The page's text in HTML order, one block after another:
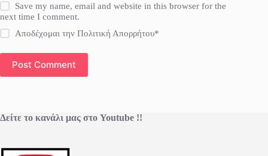
Save my name, email and website in this browser for the
next time I comment.
Αποδέχομαι την Πολιτική Απορρήτου*
Post Comment
Δείτε το κανάλι μας στο Youtube !!